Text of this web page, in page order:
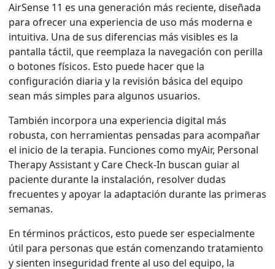
AirSense 11 es una generación más reciente, diseñada
para ofrecer una experiencia de uso más moderna e
intuitiva. Una de sus diferencias más visibles es la
pantalla táctil, que reemplaza la navegación con perilla
o botones físicos. Esto puede hacer que la
configuración diaria y la revisión básica del equipo
sean más simples para algunos usuarios.
También incorpora una experiencia digital más
robusta, con herramientas pensadas para acompañar
el inicio de la terapia. Funciones como myAir, Personal
Therapy Assistant y Care Check-In buscan guiar al
paciente durante la instalación, resolver dudas
frecuentes y apoyar la adaptación durante las primeras
semanas.
En términos prácticos, esto puede ser especialmente
útil para personas que están comenzando tratamiento
y sienten inseguridad frente al uso del equipo, la